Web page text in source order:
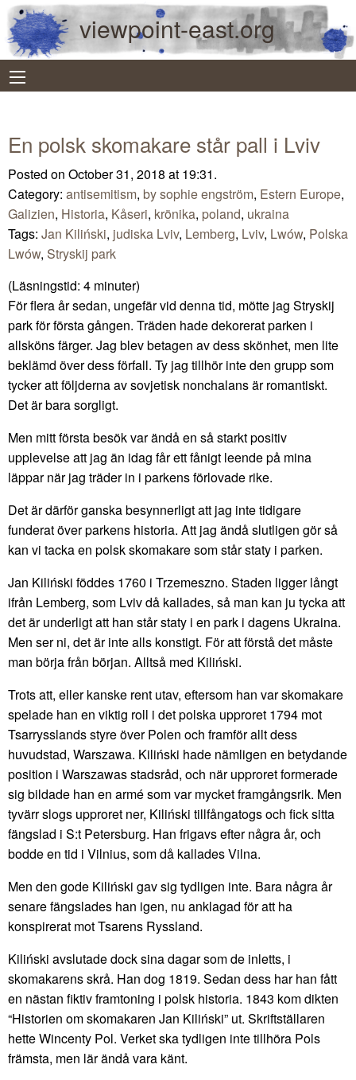
viewpoint-east.org
En polsk skomakare står pall i Lviv
Posted on October 31, 2018 at 19:31.
Category: antisemitism, by sophie engström, Estern Europe,
Galizien, Historia, Kåseri, krönika, poland, ukraina
Tags: Jan Kiliński, judiska Lviv, Lemberg, Lviv, Lwów, Polska
Lwów, Stryskij park
(Läsningstid: 4 minuter)
För flera år sedan, ungefär vid denna tid, mötte jag Stryskij
park för första gången. Träden hade dekorerat parken i
allsköns färger. Jag blev betagen av dess skönhet, men lite
beklämd över dess förfall. Ty jag tillhör inte den grupp som
tycker att följderna av sovjetisk nonchalans är romantiskt.
Det är bara sorgligt.
Men mitt första besök var ändå en så starkt positiv
upplevelse att jag än idag får ett fånigt leende på mina
läppar när jag träder in i parkens förlovade rike.
Det är därför ganska besynnerligt att jag inte tidigare
funderat över parkens historia. Att jag ändå slutligen gör så
kan vi tacka en polsk skomakare som står staty i parken.
Jan Kiliński föddes 1760 i Trzemeszno. Staden ligger långt
ifrån Lemberg, som Lviv då kallades, så man kan ju tycka att
det är underligt att han står staty i en park i dagens Ukraina.
Men ser ni, det är inte alls konstigt. För att förstå det måste
man börja från början. Alltså med Kiliński.
Trots att, eller kanske rent utav, eftersom han var skomakare
spelade han en viktig roll i det polska upproret 1794 mot
Tsarrysslands styre över Polen och framför allt dess
huvudstad, Warszawa. Kiliński hade nämligen en betydande
position i Warszawas stadsråd, och när upproret formerade
sig bildade han en armé som var mycket framgångsrik. Men
tyvärr slogs upproret ner, Kiliński tillfångatogs och fick sitta
fängslad i S:t Petersburg. Han frigavs efter några år, och
bodde en tid i Vilnius, som då kallades Vilna.
Men den gode Kiliński gav sig tydligen inte. Bara några år
senare fängslades han igen, nu anklagad för att ha
konspirerat mot Tsarens Ryssland.
Kiliński avslutade dock sina dagar som de inletts, i
skomakarens skrå. Han dog 1819. Sedan dess har han fått
en nästan fiktiv framtoning i polsk historia. 1843 kom dikten
“Historien om skomakaren Jan Kiliński” ut. Skriftställaren
hette Wincenty Pol. Verket ska tydligen inte tillhöra Pols
främsta, men lär ändå vara känt.